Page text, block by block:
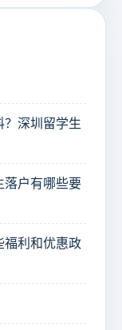
？深圳留学生
落户有哪些要
福利和优惠政